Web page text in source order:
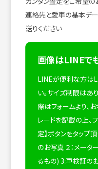
連絡先と愛車の基本デ
送りください
画像はLINEで
LINEが便利な方は
い。サイズ制限はあ
際はフォームより、
レードを記載の上、
定】ボタンをタップ
のお写真 ２：メー
るもの) 3:車検証の